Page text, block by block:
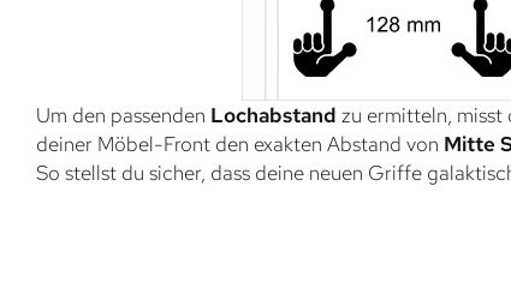
Um den passenden Lochabstand zu ermitteln, misst
deiner Möbel-Front den exakten Abstand von Mitte
So stellst du sicher, dass deine neuen Griffe